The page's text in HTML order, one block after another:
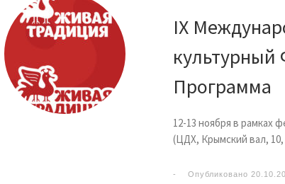
IX
Программа
12-13 ноября в рамках
(ЦДХ, Крымский вал,
- Опубликовано